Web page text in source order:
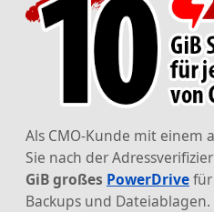
Als CMO-Kunde mit einem
Sie nach der
GiB großes PowerDrive
Backups und Dateiablagen.